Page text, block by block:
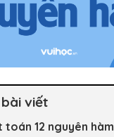
viết
toán 12 nguyên hàm